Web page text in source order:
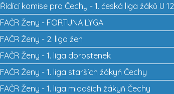
Řídící komise pro Čechy - 1. česká liga žáků U 12
FAČR Ženy - FORTUNA LYGA
FAČR Ženy - 2. liga žen
FAČR Ženy - 1. liga dorostenek
FAČR Ženy - 1. liga starších žákyň Čechy
FAČR Ženy - 1. liga mladších žákyň Čechy